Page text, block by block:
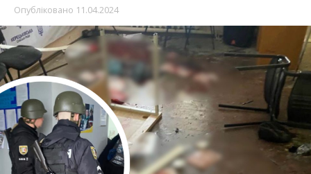
Опубліковано 11.04.2024